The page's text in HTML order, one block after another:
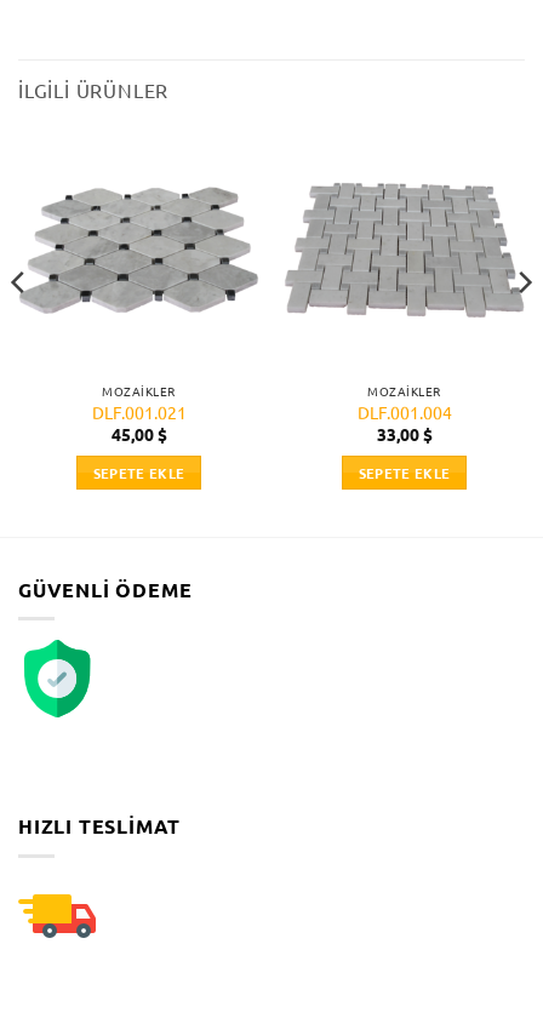
İLGILI ÜRÜNLER
MOZAIKLER
DLF.001.021
45,00$
SEPETE EKLE
MOZAIKLER
DLF.001.004
33,00$
SEPETE EKLE
GÜVENLI ÖDEME
HIZLI TESLIMAT